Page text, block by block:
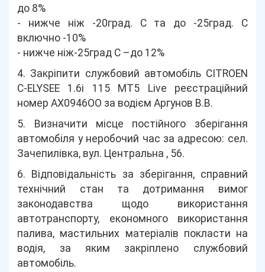
до 8%
- нижче ніж -20град. С та до -25град. С
включно -10%
- нижче ніж-25град С –до 12%
4. Закріпити службовий автомобіль СITROEN
C-ELYSEE 1.6i 115 MT5 Live реєстраційний
номер АХ0946ОО за водієм Аргунов В.В.
5. Визначити місце постійного зберігання
автомобіля у неробочий час за адресою: сел.
Зачепилівка, вул. Центральна , 56.
6. Відповідальність за зберігання, справний
технічний стан та дотримання вимог
законодавства щодо використання
автотранспорту, економного використання
палива, мастильних матеріалів покласти на
водія, за яким закріплено службовий
автомобіль.